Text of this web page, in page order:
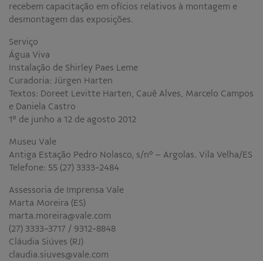
recebem capacitação em ofícios relativos à montagem e
desmontagem das exposições.
Serviço
Água Viva
Instalação de Shirley Paes Leme
Curadoria: Jürgen Harten
Textos: Doreet Levitte Harten, Cauê Alves, Marcelo Campos
e Daniela Castro
1º de junho a 12 de agosto 2012
Museu Vale
Antiga Estação Pedro Nolasco, s/nº – Argolas. Vila Velha/ES
Telefone: 55 (27) 3333-2484
Assessoria de Imprensa Vale
Marta Moreira (ES)
marta.moreira@vale.com
(27) 3333-3717 / 9312-8848
Cláudia Siúves (RJ)
claudia.siuves@vale.com